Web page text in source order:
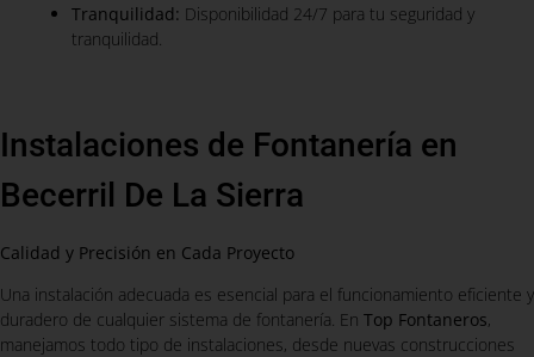
Tranquilidad: Disponibilidad 24/7 para tu seguridad y
tranquilidad.
Instalaciones de Fontanería en
Becerril De La Sierra
Calidad y Precisión en Cada Proyecto
Una instalación adecuada es esencial para el funcionamiento eficiente y
duradero de cualquier sistema de fontanería. En Top Fontaneros,
manejamos todo tipo de instalaciones, desde nuevas construcciones